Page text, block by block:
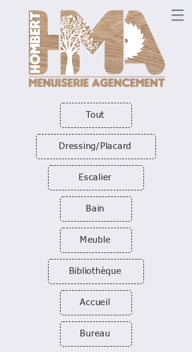
Tout
Dressing/Placard
Escalier
Bain
Meuble
Bibliothèque
Accueil
Bureau